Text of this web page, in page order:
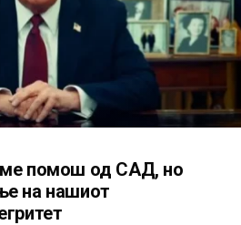
помош од САД, но
на нашиот